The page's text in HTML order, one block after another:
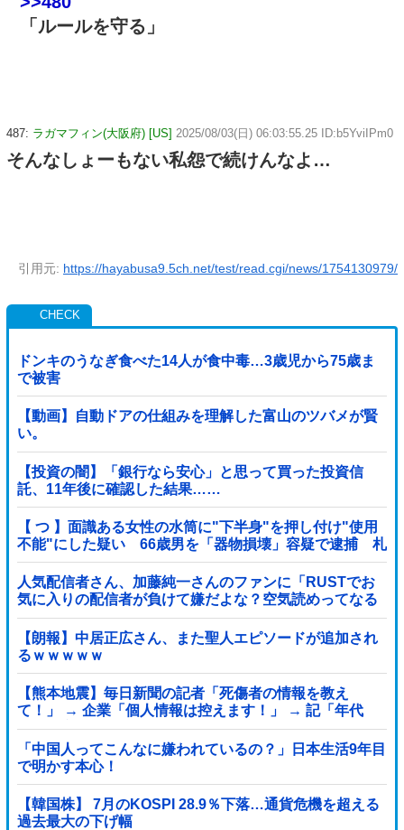
「ルールを守る」
487: ラガマフィン(大阪府) [US] 2025/08/03(日) 06:03:55.25 ID:b5YviIPm0
そんなしょーもない私怨で続けんなよ…
引用元: https://hayabusa9.5ch.net/test/read.cgi/news/1754130979/
ドンキのうなぎ食べた14人が食中毒…3歳児から75歳ま
で被害
【動画】自動ドアの仕組みを理解した富山のツバメが賢
い。
【投資の闇】「銀行なら安心」と思って買った投資信
託、11年後に確認した結果……
【 つ 】面識ある女性の水筒に"下半身"を押し付け"使用
不能"にした疑い 66歳男を「器物損壊」容疑で逮捕 札
幌市
人気配信者さん、加藤純一さんのファンに「RUSTでお
気に入りの配信者が負けて嫌だよな？空気読めってなる
よな？その結果がVCR。お前らVCR向いてるよ」→大炎
上他
【朗報】中居正広さん、また聖人エピソードが追加され
るｗｗｗｗｗ
【熊本地震】毎日新聞の記者「死傷者の情報を教え
て！」 → 企業「個人情報は控えます！」 → 記「年代
は？特定につながらないでしょ？教えてよ？教えて
よ？」
「中国人ってこんなに嫌われているの？」日本生活9年目
で明かす本心！
【韓国株】 7月のKOSPI 28.9％下落…通貨危機を超える
過去最大の下げ幅